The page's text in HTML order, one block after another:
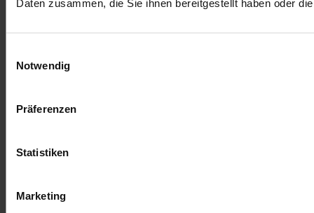
Daten zusammen, die Sie ihnen bereitgestellt haben oder
Notwendig
Präferenzen
Statistiken
Marketing